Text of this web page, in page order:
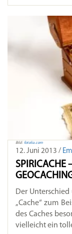
Bild: fotolia.com
12. Juni 2013 /
SPIRICACHE
Der
„Cache“ zum
des Caches
vielleicht ein